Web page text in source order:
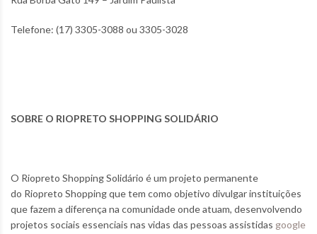
Telefone: (17) 3305-3088 ou 3305-3028
SOBRE O RIOPRETO SHOPPING SOLIDÁRIO
O Riopreto Shopping Solidário é um projeto permanente
do Riopreto Shopping que tem como objetivo divulgar instituições
que fazem a diferença na comunidade onde atuam, desenvolvendo
projetos sociais essenciais nas vidas das pessoas assistidas google